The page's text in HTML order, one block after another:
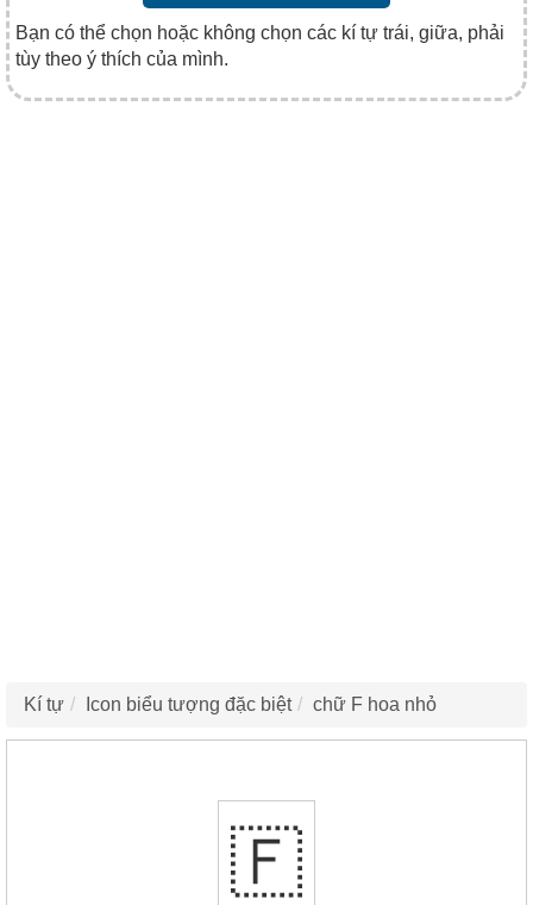
Bạn có thể chọn hoặc không chọn các kí tự trái, giữa, phải
tùy theo ý thích của mình.
Kí tự Icon biểu tượng đặc biệt chữ F hoa nhỏ
🇫‌